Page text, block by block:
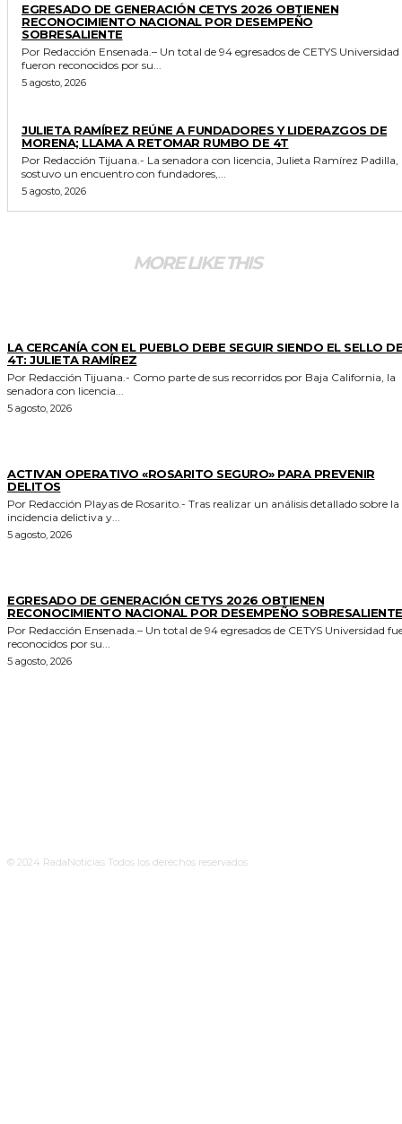
EGRESADO DE GENERACIÓN CETYS 2026 OBTIENEN
RECONOCIMIENTO NACIONAL POR DESEMPEÑO
SOBRESALIENTE
Por Redacción Ensenada.– Un total de 94 egresados de CETYS Universidad
fueron reconocidos por su...
5 agosto, 2026
JULIETA RAMÍREZ REÚNE A FUNDADORES Y LIDERAZGOS DE
MORENA; LLAMA A RETOMAR RUMBO DE 4T
Por Redacción Tijuana.- La senadora con licencia, Julieta Ramírez Padilla,
sostuvo un encuentro con fundadores,...
5 agosto, 2026
MORE LIKE THIS
LA CERCANÍA CON EL PUEBLO DEBE SEGUIR SIENDO EL SELLO
4T: JULIETA RAMÍREZ
Por Redacción Tijuana.- Como parte de sus recorridos por Baja California, la
senadora con licencia...
5 agosto, 2026
ACTIVAN OPERATIVO «ROSARITO SEGURO» PARA PREVENIR
DELITOS
Por Redacción Playas de Rosarito.- Tras realizar un análisis detallado sobre la
incidencia delictiva y...
5 agosto, 2026
EGRESADO DE GENERACIÓN CETYS 2026 OBTIENEN
RECONOCIMIENTO NACIONAL POR DESEMPEÑO SOBRESALIENTE
Por Redacción Ensenada.– Un total de 94 egresados de CETYS Universidad
reconocidos por su...
5 agosto, 2026
© 2024 RadaNoticias Todos los derechos reservados